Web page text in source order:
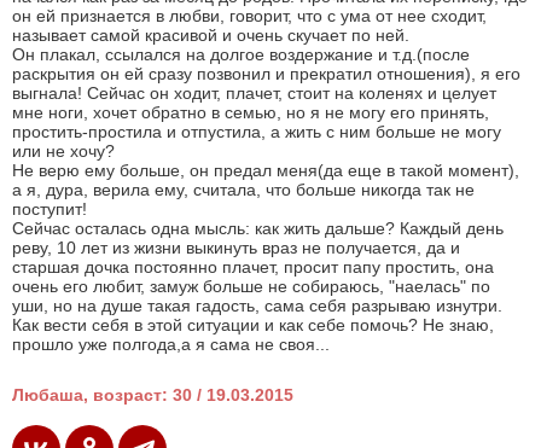
он ей признается в любви, говорит, что с ума от нее сходит,
называет самой красивой и очень скучает по ней.
Он плакал, ссылался на долгое воздержание и т.д.(после
раскрытия он ей сразу позвонил и прекратил отношения), я его
выгнала! Сейчас он ходит, плачет, стоит на коленях и целует
мне ноги, хочет обратно в семью, но я не могу его принять,
простить-простила и отпустила, а жить с ним больше не могу
или не хочу?
Не верю ему больше, он предал меня(да еще в такой момент),
а я, дура, верила ему, считала, что больше никогда так не
поступит!
Сейчас осталась одна мысль: как жить дальше? Каждый день
реву, 10 лет из жизни выкинуть враз не получается, да и
старшая дочка постоянно плачет, просит папу простить, она
очень его любит, замуж больше не собираюсь, "наелась" по
уши, но на душе такая гадость, сама себя разрываю изнутри.
Как вести себя в этой ситуации и как себе помочь? Не знаю,
прошло уже полгода,а я сама не своя...
Любаша, возраст: 30 / 19.03.2015